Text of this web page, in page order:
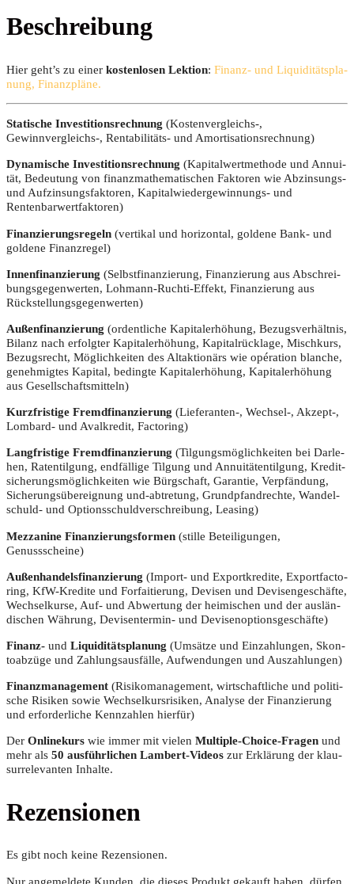
Beschreibung
Hier geht’s zu einer kos­ten­lo­sen Lek­ti­on: Finanz- und Liqui­di­täts­pla­
nung, Finanzpläne.
Sta­ti­sche Inves­ti­ti­ons­rech­nung (Kostenvergleichs‑,
Gewinnvergleichs‑, Ren­ta­bi­li­täts- und Amortisationsrechnung)
Dyna­mi­sche Inves­ti­ti­ons­rech­nung (Kapi­tal­wert­me­tho­de und Annui­
tät, Bedeu­tung von finanz­ma­the­ma­ti­schen Fak­to­ren wie Abzin­sungs-
und Auf­zin­sungs­fak­to­ren, Kapi­tal­wie­der­ge­win­nungs- und
Rentenbarwertfaktoren)
Finan­zie­rungs­re­geln (ver­ti­kal und hori­zon­tal, gol­de­ne Bank- und
gol­de­ne Finanzregel)
Innen­fi­nan­zie­rung (Selbst­fi­nan­zie­rung, Finan­zie­rung aus Abschrei­
bungs­ge­gen­wer­ten, Loh­mann-Ruch­ti-Effekt, Finan­zie­rung aus
Rückstellungsgegenwerten)
Außen­fi­nan­zie­rung (ordent­li­che Kapi­tal­erhö­hung, Bezugs­ver­hält­nis,
Bilanz nach erfolg­ter Kapi­tal­erhö­hung, Kapi­tal­rück­la­ge, Misch­kurs,
Bezugs­recht, Mög­lich­kei­ten des Alt­ak­tio­närs wie opé­ra­ti­on blan­che,
geneh­mig­tes Kapi­tal, beding­te Kapi­tal­erhö­hung, Kapi­tal­erhö­hung
aus Gesellschaftsmitteln)
Kurz­fris­ti­ge Fremd­fi­nan­zie­rung (Lieferanten‑, Wechsel‑, Akzept‑,
Lom­bard- und Aval­kre­dit, Factoring)
Lang­fris­ti­ge Fremd­fi­nan­zie­rung (Til­gungs­mög­lich­kei­ten bei Dar­le­
hen, Raten­til­gung, end­fäl­li­ge Til­gung und Annui­tä­ten­til­gung, Kre­dit­
si­che­rungs­mög­lich­kei­ten wie Bürg­schaft, Garan­tie, Ver­pfän­dung,
Siche­rungs­über­eig­nung und-abtre­tung, Grund­pfand­rech­te, Wan­del­
schuld- und Opti­ons­schuld­ver­schrei­bung, Leasing)
Mez­za­ni­ne Finan­zie­rungs­for­men (stil­le Betei­li­gun­gen,
Genussscheine)
Außen­han­dels­fi­nan­zie­rung (Import- und Export­kre­di­te, Export­fac­to­
ring, KfW-Kre­di­te und For­fai­tie­rung, Devi­sen und Devi­sen­ge­schäf­te,
Wech­sel­kur­se, Auf- und Abwer­tung der hei­mi­schen und der aus­län­
di­schen Wäh­rung, Devi­sen­ter­min- und Devisenoptionsgeschäfte)
Finanz- und Liqui­di­täts­pla­nung (Umsät­ze und Ein­zah­lun­gen, Skon­
to­ab­zü­ge und Zah­lungs­aus­fäl­le, Auf­wen­dun­gen und Auszahlungen)
Finanz­ma­nage­ment (Risi­ko­ma­nage­ment, wirt­schaft­li­che und poli­ti­
sche Risi­ken sowie Wech­sel­kurs­ri­si­ken, Ana­ly­se der Finan­zie­rung
und erfor­der­li­che Kenn­zah­len hierfür)
Der Online­kurs wie immer mit vie­len Mul­ti­ple-Choice-Fra­gen und
mehr als 50 aus­führ­li­chen Lam­bert-Vide­os zur Erklä­rung der klau­
sur­re­le­van­ten Inhalte.
Rezensionen
Es gibt noch keine Rezensionen.
Nur angemeldete Kunden, die dieses Produkt gekauft haben, dürfen